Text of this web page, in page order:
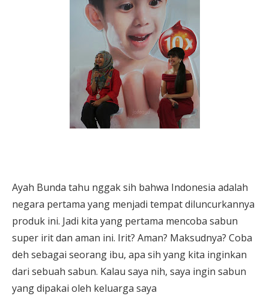
Ayah Bunda tahu nggak sih bahwa Indonesia adalah
negara pertama yang menjadi tempat diluncurkannya
produk ini. Jadi kita yang pertama mencoba sabun
super irit dan aman ini. Irit? Aman? Maksudnya? Coba
deh sebagai seorang ibu, apa sih yang kita inginkan
dari sebuah sabun. Kalau saya nih, saya ingin sabun
yang dipakai oleh keluarga saya